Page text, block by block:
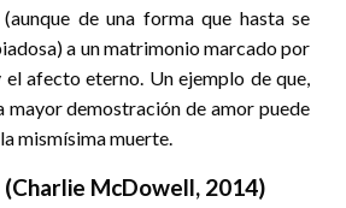
de una forma que hasta se
a un matrimonio marcado por
el afecto eterno. Un ejemplo de que,
mayor demostración de amor puede
mismísima muerte.
McDowell, 2014)